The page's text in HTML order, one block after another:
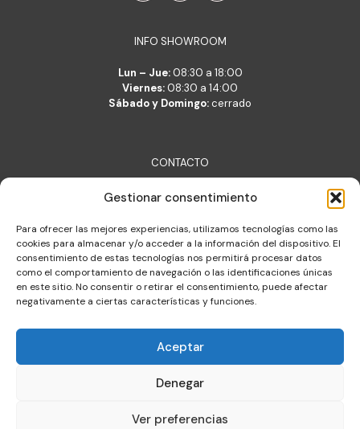
Gestionar consentimiento
Para ofrecer las mejores experiencias, utilizamos tecnologías como las
cookies para almacenar y/o acceder a la información del dispositivo. El
consentimiento de estas tecnologías nos permitirá procesar datos
como el comportamiento de navegación o las identificaciones únicas
en este sitio. No consentir o retirar el consentimiento, puede afectar
negativamente a ciertas características y funciones.
Aceptar
Denegar
Ver preferencias
INFO SHOWROOM
Lun – Jue:08:30 a 18:00
Viernes: 08:30 a 14:00
Sábado y Domingo:cerrado
CONTACTO
Lara Belsué S.L.
lara@lara.es
T: +34 976 377 704
Almacén de logística integral
c/ Constitución 30, Cuarte de Huerva